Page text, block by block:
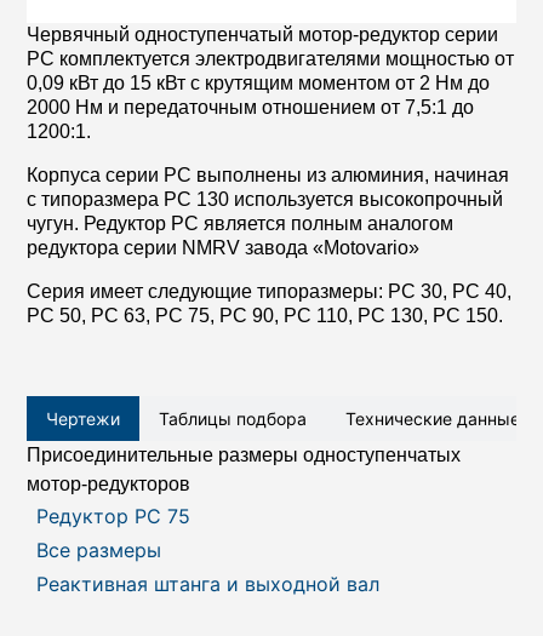
Червячный одноступенчатый мотор-редуктор серии
РС комплектуется электродвигателями мощностью от
0,09 кВт до 15 кВт с крутящим моментом от 2 Нм до
2000 Нм и передаточным отношением от 7,5:1 до
1200:1.
Корпуса серии PC выполнены из алюминия, начиная
с типоразмера PC 130 используется высокопрочный
чугун. Редуктор РС является полным аналогом
редуктора серии NMRV завода «Motovario»
Серия имеет следующие типоразмеры: РС 30, РС 40,
РС 50, РС 63, РС 75, РС 90, РС 110, РС 130, РС 150.
Чертежи Таблицы подбора
Технические данные
Присоединительные размеры одноступенчатых
мотор-редукторов
Редуктор РС 75
Все размеры
Реактивная штанга и выходной вал